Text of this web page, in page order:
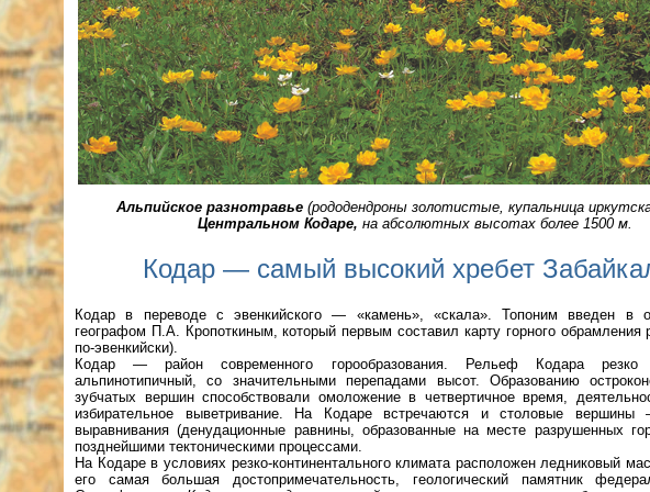
Альпийское разнотравье (рододендроны золотистые, купальница
Центральном Кодаре, на абсолютных высотах более 1500 м.
Кодар — самый высокий хребет
Кодар в переводе с эвенкийского — «камень», «скала». Топоним введен в
географом П.А. Кропоткиным, который первым составил карту горного
по-эвенкийски).
Кодар — район современного горообразования. Рельеф Кодара резко
альпинотипичный, со значительными перепадами высот. Образованию
зубчатых вершин способствовали омоложение в четвертичное время,
избирательное выветривание. На Кодаре встречаются и столовые вершины
выравнивания (денудационные равнины, образованные на месте разрушенных
позднейшими тектоническими процессами.
На Кодаре в условиях резко-континентального климата расположен ледниковый
его самая большая достопримечательность, геологический памятник